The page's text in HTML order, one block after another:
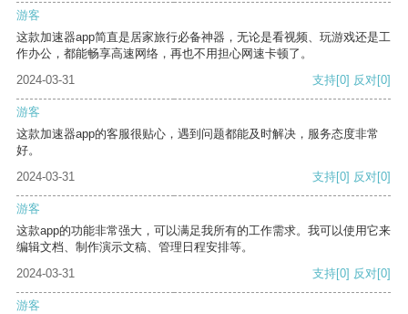
游客
这款加速器app简直是居家旅行必备神器，无论是看视频、玩游戏还是工
作办公，都能畅享高速网络，再也不用担心网速卡顿了。
2024-03-31
支持[0] 反对[0]
游客
这款加速器app的客服很贴心，遇到问题都能及时解决，服务态度非常
好。
2024-03-31
支持[0] 反对[0]
游客
这款app的功能非常强大，可以满足我所有的工作需求。我可以使用它来
编辑文档、制作演示文稿、管理日程安排等。
2024-03-31
支持[0] 反对[0]
游客